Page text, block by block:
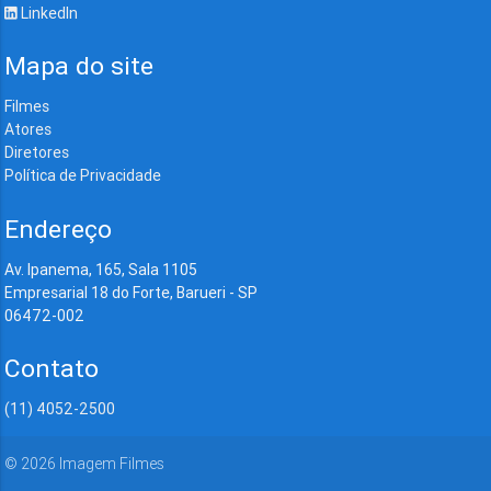
LinkedIn
Mapa do site
Filmes
Atores
Diretores
Política de Privacidade
Endereço
Av. Ipanema, 165, Sala 1105
Empresarial 18 do Forte, Barueri - SP
06472-002
Contato
(11) 4052-2500
© 2026 Imagem Filmes